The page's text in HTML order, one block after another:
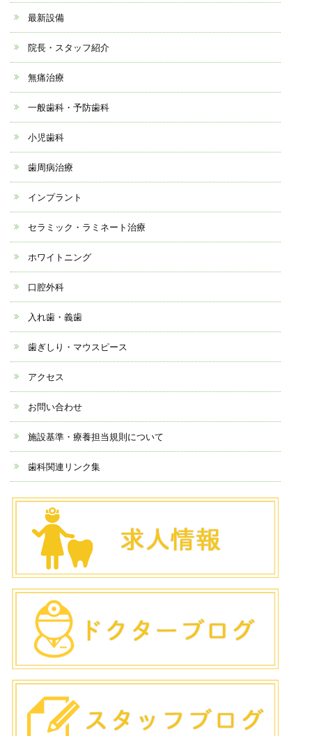
最新設備
院長・スタッフ紹介
無痛治療
一般歯科・予防歯科
小児歯科
歯周病治療
インプラント
セラミック・ラミネート治療
ホワイトニング
口腔外科
入れ歯・義歯
歯ぎしり・マウスピース
アクセス
お問い合わせ
施設基準・療養担当規則について
歯科関連リンク集